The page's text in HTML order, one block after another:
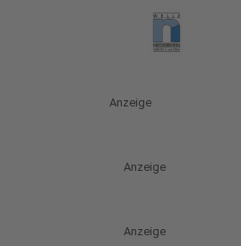
Anzeige
Anzeige
Anzeige